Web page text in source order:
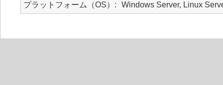
プラットフォーム（OS） Windows Server, Linux